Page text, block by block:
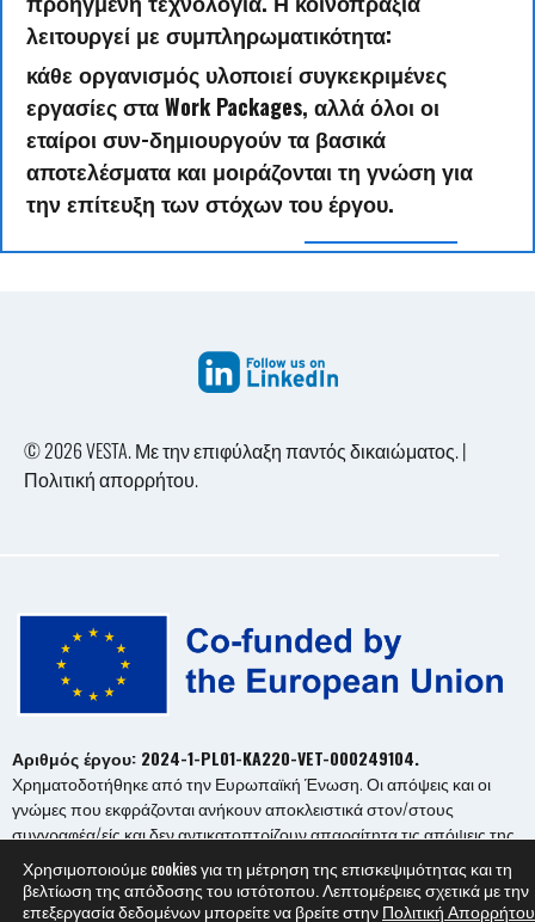
λειτουργεί με συμπληρωματικότητα:
κάθε οργανισμός υλοποιεί συγκεκριμένες
εργασίες στα Work Packages, αλλά όλοι οι
εταίροι συν-δημιουργούν τα βασικά
αποτελέσματα και μοιράζονται τη γνώση για
την επίτευξη των στόχων του έργου.
© 2026 VESTA. Με την επιφύλαξη παντός δικαιώματος. |
Πολιτική απορρήτου.
Αριθμός έργου: 2024-1-PL01-KA220-VET-000249104.
Χρηματοδοτήθηκε από την Ευρωπαϊκή Ένωση. Οι απόψεις και οι
γνώμες που εκφράζονται ανήκουν αποκλειστικά στον/στους
συγγραφέα/είς και δεν αντικατοπτρίζουν απαραίτητα τις απόψεις της
Ευρωπαϊκής Ένωσης ή του Ευρωπαϊκού Εκτελεστικού Οργανισμού
Εκπαίδευσης και Πολιτισμού (EACEA).
Η Ευρωπαϊκή Ένωση και η EACEA δεν φέρουν καμία ευθύνη για αυτές.
Χρησιμοποιούμε cookies για τη μέτρηση της επισκεψιμότητας και τη
βελτίωση της απόδοσης του ιστότοπου. Λεπτομέρειες σχετικά με την
επεξεργασία δεδομένων μπορείτε να βρείτε στηνΠολιτική Απορρήτου